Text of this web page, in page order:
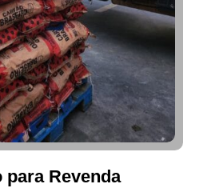
para Revenda